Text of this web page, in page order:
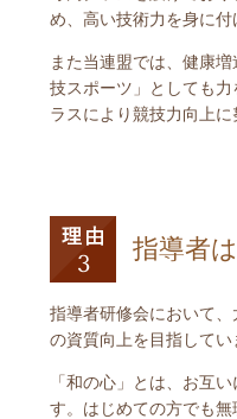
め、高い技術力を身に付
また当連盟では、健康
技スポーツ」としても
ラスにより競技力向上に
指導者
指導者研修会において
の資質向上を目指してい
「和の心」とは、お互
す。はじめての方でも無